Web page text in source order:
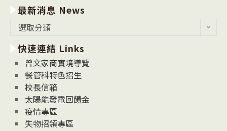
最新消息 News
消
息
News
選取分類
快速連結 Links
曾文家商實境導覽
餐管科特色招生
校長信箱
太陽能發電回饋金
疫情專區
失物招領專區